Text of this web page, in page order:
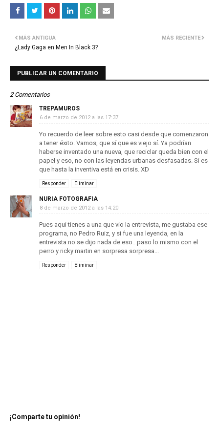
MÁS RECIENTE
MÁS ANTIGUA
¿Lady Gaga en Men In Black 3?
PUBLICAR UN COMENTARIO
2 Comentarios
TREPAMUROS
6 de marzo de 2012 a las 17:37
Yo recuerdo de leer sobre esto casi desde que comenzaron
a tener éxito. Vamos, que sí que es viejo sí. Ya podrían
haberse inventado una nueva, que reciclar queda bien con el
papel y eso, no con las leyendas urbanas desfasadas. Si es
que hasta la inventiva está en crisis. XD
Responder Eliminar
NURIA FOTOGRAFIA
8 de marzo de 2012 a las 14:20
Pues aqui tienes a una que vio la entrevista, me gustaba ese
programa, no Pedro Ruiz, y si fue una leyenda, en la
entrevista no se dijo nada de eso...paso lo mismo con el
perro y ricky martin en sorpresa sorpresa...
Responder Eliminar
¡Comparte tu opinión!